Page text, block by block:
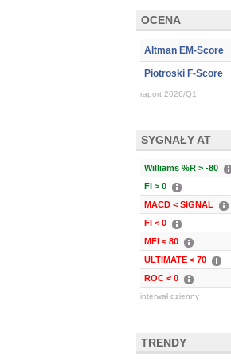
OCENA
Altman EM-Score
Piotroski F-Score
raport 2026/Q1
SYGNAŁY AT
Williams %R > -80
FI > 0
MACD < SIGNAL
FI < 0
MFI < 80
ULTIMATE < 70
ROC < 0
interwał dzienny
TRENDY